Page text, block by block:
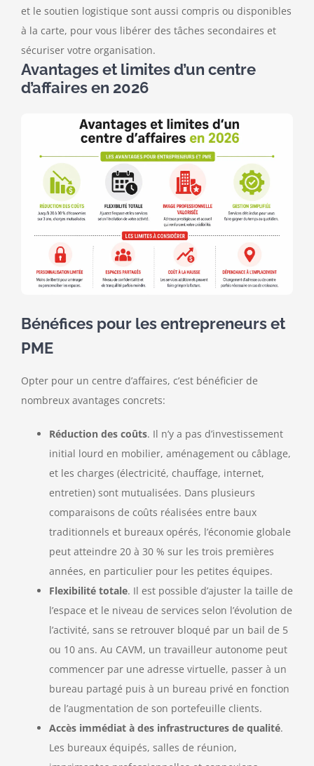
et le soutien logistique sont aussi compris ou disponibles
à la carte, pour vous libérer des tâches secondaires et
sécuriser votre organisation.
Avantages et limites d’un centre
d’affaires en 2026
Bénéfices pour les entrepreneurs et
PME
Opter pour un centre d’affaires, c’est bénéficier de
nombreux avantages concrets:
Réduction des coûts. Il n’y a pas d’investissement
initial lourd en mobilier, aménagement ou câblage,
et les charges (électricité, chauffage, internet,
entretien) sont mutualisées. Dans plusieurs
comparaisons de coûts réalisées entre baux
traditionnels et bureaux opérés, l’économie globale
peut atteindre 20 à 30 % sur les trois premières
années, en particulier pour les petites équipes.
Flexibilité totale. Il est possible d’ajuster la taille de
l’espace et le niveau de services selon l’évolution de
l’activité, sans se retrouver bloqué par un bail de 5
ou 10 ans. Au CAVM, un travailleur autonome peut
commencer par une adresse virtuelle, passer à un
bureau partagé puis à un bureau privé en fonction
de l’augmentation de son portefeuille clients.
Accès immédiat à des infrastructures de qualité.
Les bureaux équipés, salles de réunion,